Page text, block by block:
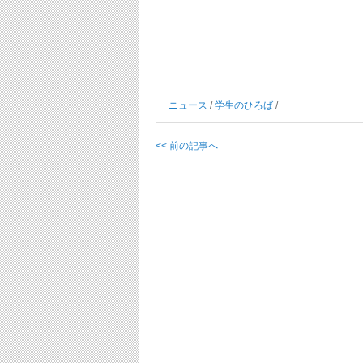
ニュース /学生のひろば /
<< 前の記事へ